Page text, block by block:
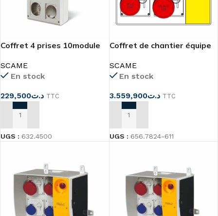
Coffret 4 prises 10module
SCAME
En stock
د.ت229,500 TTC
AJOUTER AU PANIER
UGS : 632.4500
Coffret de chantier équipe
SCAME
En stock
د.ت3.559,900 TTC
AJOUTER AU PANIER
UGS : 656.7824-611